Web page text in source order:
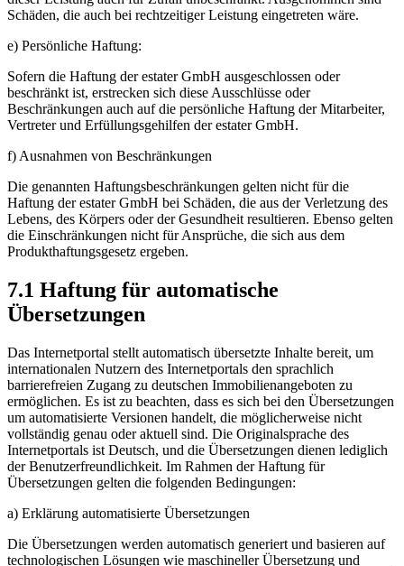
Schäden, die auch bei rechtzeitiger Leistung eingetreten wäre.
e) Persönliche Haftung:
Sofern die Haftung der estater GmbH ausgeschlossen oder
beschränkt ist, erstrecken sich diese Ausschlüsse oder
Beschränkungen auch auf die persönliche Haftung der Mitarbeiter,
Vertreter und Erfüllungsgehilfen der estater GmbH.
f) Ausnahmen von Beschränkungen
Die genannten Haftungsbeschränkungen gelten nicht für die
Haftung der estater GmbH bei Schäden, die aus der Verletzung des
Lebens, des Körpers oder der Gesundheit resultieren. Ebenso gelten
die Einschränkungen nicht für Ansprüche, die sich aus dem
Produkthaftungsgesetz ergeben.
7.1 Haftung für automatische
Übersetzungen
Das Internetportal stellt automatisch übersetzte Inhalte bereit, um
internationalen Nutzern des Internetportals den sprachlich
barrierefreien Zugang zu deutschen Immobilienangeboten zu
ermöglichen. Es ist zu beachten, dass es sich bei den Übersetzungen
um automatisierte Versionen handelt, die möglicherweise nicht
vollständig genau oder aktuell sind. Die Originalsprache des
Internetportals ist Deutsch, und die Übersetzungen dienen lediglich
der Benutzerfreundlichkeit. Im Rahmen der Haftung für
Übersetzungen gelten die folgenden Bedingungen:
a) Erklärung automatisierte Übersetzungen
Die Übersetzungen werden automatisch generiert und basieren auf
technologischen Lösungen wie maschineller Übersetzung und